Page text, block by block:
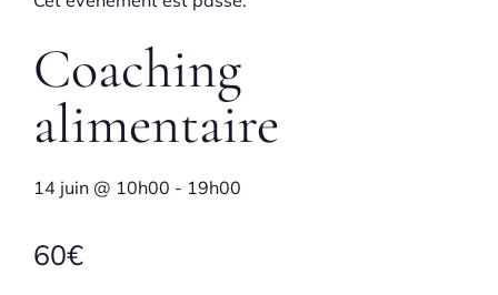
Coaching
alimentaire
14 juin @ 10h00 - 19h00
60€